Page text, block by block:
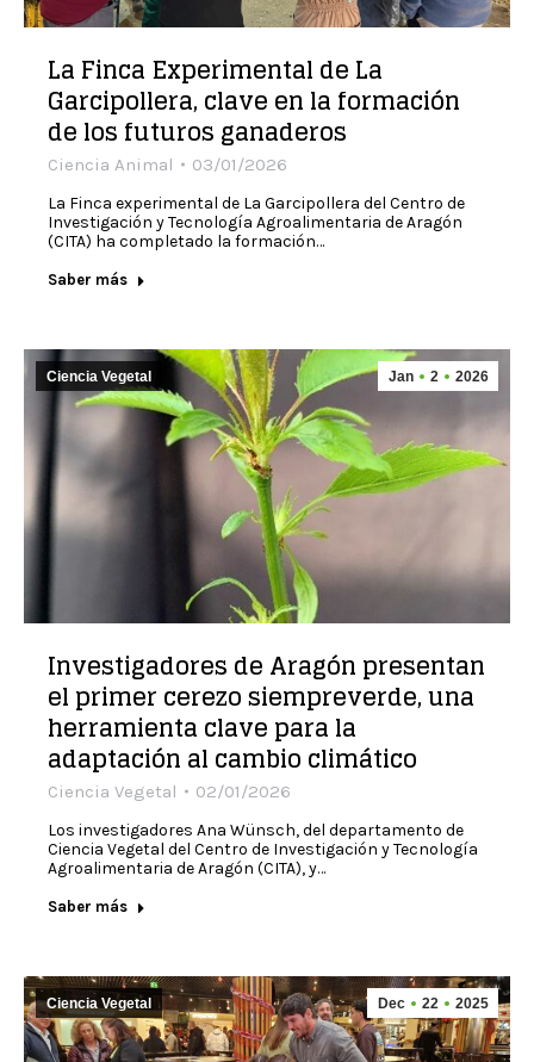
La Finca Experimental de La
Garcipollera, clave en la formación
de los futuros ganaderos
Ciencia Animal 03/01/2026
La Finca experimental de La Garcipollera del Centro de
Investigación y Tecnología Agroalimentaria de Aragón
(CITA) ha completado la formación…
Saber más
Jan 2 2026
Ciencia Vegetal
Investigadores de Aragón presentan
el primer cerezo siempreverde, una
herramienta clave para la
adaptación al cambio climático
Ciencia Vegetal 02/01/2026
Los investigadores Ana Wünsch, del departamento de
Ciencia Vegetal del Centro de Investigación y Tecnología
Agroalimentaria de Aragón (CITA), y…
Saber más
Dec 22 2025
Ciencia Vegetal